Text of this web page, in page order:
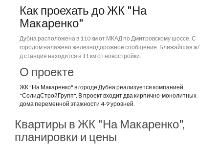
Как проехать до ЖК "На
Макаренко"
Дубна расположена в 110 км от МКАД по Дмитровскому шоссе. С
городом налажено железнодорожное сообщение. Ближайшая ж/
д станция находится в 11 км от новостройки.
О проекте
ЖК "На Макаренко" в городе Дубна реализуется компанией
"СолидСтройГрупп". В проект входит два кирпично-монолитных
дома переменной этажности 4-9 уровней.
Квартиры в ЖК "На Макаренко",
планировки и цены